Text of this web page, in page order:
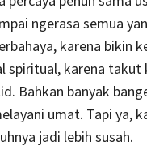
ngerasa semua
karena bikin
spiritual, karena takut
Bahkan banyak
umat. Tapi ya,
jadi lebih susah.